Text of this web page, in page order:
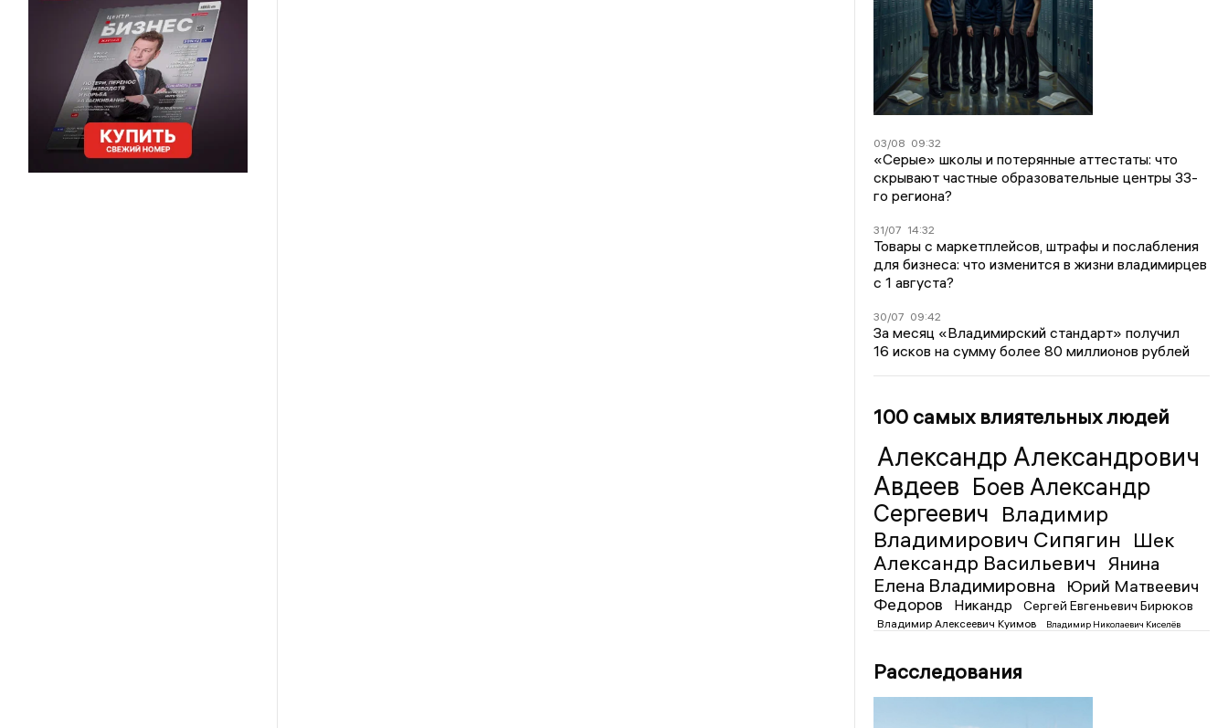
03/08 09:32
«Серые» школы и потерянные аттестаты: что
скрывают частные образовательные центры 33-
го региона?
31/07 14:32
Товары с маркетплейсов, штрафы и послабления
для бизнеса: что изменится в жизни владимирцев
с 1 августа?
30/07 09:42
За месяц «Владимирский стандарт» получил
16 исков на сумму более 80 миллионов рублей
100 самых влиятельных людей
Александр Александрович
Авдеев Боев Александр
Сергеевич Владимир
Владимирович Сипягин Шек
Александр Васильевич
Янина
Елена Владимировна
Юрий Матвеевич
Федоров
Никандр Сергей Евгеньевич Бирюков
Владимир Алексеевич Куимов Владимир Николаевич Киселёв
Расследования